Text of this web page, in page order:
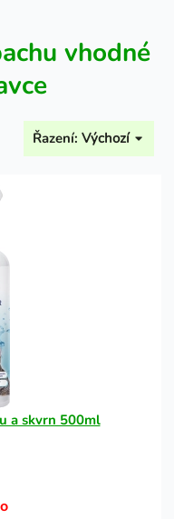
vhodné
Řazení: Výchozí
a skvrn 500ml